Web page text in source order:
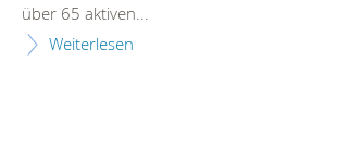
über 65 aktiven...
Weiterlesen